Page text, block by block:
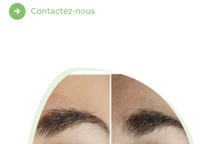
Contactez-nous